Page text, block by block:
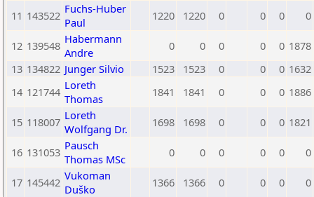
11 143522 Fuchs-Huber
Paul
1220 1220 0 0 0 0
12 139548 Habermann
Andre
0 0 0 0 0 1878
13 134822 Junger Silvio 1523 1523 0 0 0 1632
14 121744 Loreth
Thomas
1841 1841 0 0 0 1886
15 118007 Loreth
Wolfgang Dr.
1698 1698 0 0 0 1821
16 131053 Pausch
Thomas MSc
0 0 0 0 0 0
17 145442 Vukoman
Duško
1366 1366 0 0 0 0